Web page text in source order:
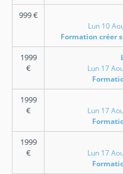
999€
Lun 10
Formation créer
1999
€
Lun 17
1999
€
Lun 17
1999
€
Lun 17